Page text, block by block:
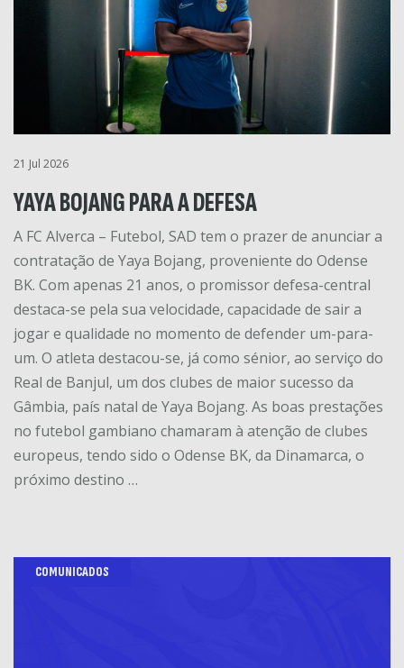
21 Jul 2026
YAYA BOJANG PARA A DEFESA
A FC Alverca – Futebol, SAD tem o prazer de anunciar a
contratação de Yaya Bojang, proveniente do Odense
BK. Com apenas 21 anos, o promissor defesa-central
destaca-se pela sua velocidade, capacidade de sair a
jogar e qualidade no momento de defender um-para-
um. O atleta destacou-se, já como sénior, ao serviço do
Real de Banjul, um dos clubes de maior sucesso da
Gâmbia, país natal de Yaya Bojang. As boas prestações
no futebol gambiano chamaram à atenção de clubes
europeus, tendo sido o Odense BK, da Dinamarca, o
próximo destino …
COMUNICADOS